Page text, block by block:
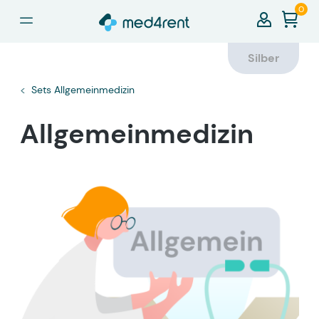
springen 0
Silber
Sets Allgemeinmedizin
Allgemeinmedizin